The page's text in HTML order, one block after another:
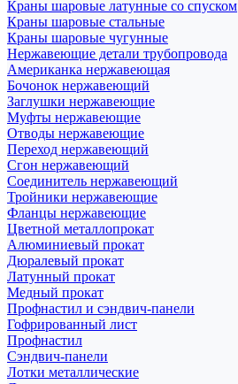
Краны шаровые латунные со спуском
Краны шаровые стальные
Краны шаровые чугунные
Нержавеющие детали трубопровода
Американка нержавеющая
Бочонок нержавеющий
Заглушки нержавеющие
Муфты нержавеющие
Отводы нержавеющие
Переход нержавеющий
Сгон нержавеющий
Соединитель нержавеющий
Тройники нержавеющие
Фланцы нержавеющие
Цветной металлопрокат
Алюминиевый прокат
Дюралевый прокат
Латунный прокат
Медный прокат
Профнастил и сэндвич-панели
Гофрированный лист
Профнастил
Сэндвич-панели
Лотки металлические